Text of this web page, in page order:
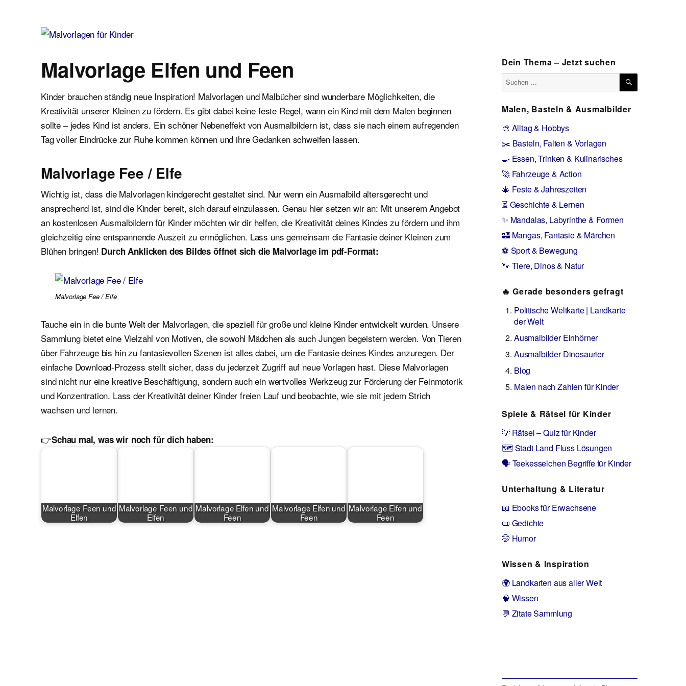
Malvorlage Elfen und Feen
Kinder brauchen ständig neue Inspiration! Malvorlagen und Malbücher sind wunderbare Möglichkeiten, die
Kreativität unserer Kleinen zu fördern. Es gibt dabei keine feste Regel, wann ein Kind mit dem Malen beginnen
sollte – jedes Kind ist anders. Ein schöner Nebeneffekt von Ausmalbildern ist, dass sie nach einem aufregenden
Tag voller Eindrücke zur Ruhe kommen können und ihre Gedanken schweifen lassen.
Malvorlage Fee / Elfe
Wichtig ist, dass die Malvorlagen kindgerecht gestaltet sind. Nur wenn ein Ausmalbild altersgerecht und
ansprechend ist, sind die Kinder bereit, sich darauf einzulassen. Genau hier setzen wir an: Mit unserem Angebot
an kostenlosen Ausmalbildern für Kinder möchten wir dir helfen, die Kreativität deines Kindes zu fördern und ihm
gleichzeitig eine entspannende Auszeit zu ermöglichen. Lass uns gemeinsam die Fantasie deiner Kleinen zum
Blühen bringen! Durch Anklicken des Bildes öffnet sich die Malvorlage im pdf-Format:
Malvorlage Fee / Elfe
Tauche ein in die bunte Welt der Malvorlagen, die speziell für große und kleine Kinder entwickelt wurden. Unsere
Sammlung bietet eine Vielzahl von Motiven, die sowohl Mädchen als auch Jungen begeistern werden. Von Tieren
über Fahrzeuge bis hin zu fantasievollen Szenen ist alles dabei, um die Fantasie deines Kindes anzuregen. Der
einfache Download-Prozess stellt sicher, dass du jederzeit Zugriff auf neue Vorlagen hast. Diese Malvorlagen
sind nicht nur eine kreative Beschäftigung, sondern auch ein wertvolles Werkzeug zur Förderung der Feinmotorik
und Konzentration. Lass der Kreativität deiner Kinder freien Lauf und beobachte, wie sie mit jedem Strich
wachsen und lernen.
👉Schau mal, was wir noch für dich haben:
Malvorlage Feen und
Elfen
Malvorlage Feen und
Elfen
Malvorlage Elfen und
Feen
Malvorlage Elfen und
Feen
Malvorlage Elfen und
Feen
Dein Thema – Jetzt suchen
Suchen
nach:
SUCHEN
Malen, Basteln & Ausmalbilder
🎨 Alltag & Hobbys
✂️ Basteln, Falten & Vorlagen
🍳 Essen, Trinken & Kulinarisches
🚀 Fahrzeuge & Action
🎄 Feste & Jahreszeiten
⏳ Geschichte & Lernen
✨ Mandalas, Labyrinthe & Formen
🏰 Mangas, Fantasie & Märchen
⚽ Sport & Bewegung
🐾 Tiere, Dinos & Natur
🔥 Gerade besonders gefragt
Politische Weltkarte | Landkarte
der Welt
Ausmalbilder Einhörner
Ausmalbilder Dinosaurier
Blog
Malen nach Zahlen für Kinder
Spiele & Rätsel für Kinder
💡 Rätsel – Quiz für Kinder
🗺️ Stadt Land Fluss Lösungen
🗣️ Teekesselchen Begriffe für Kinder
Unterhaltung & Literatur
📖 Ebooks für Erwachsene
📜 Gedichte
🤭 Humor
Wissen & Inspiration
🌍 Landkarten aus aller Welt
🧠 Wissen
💬 Zitate Sammlung